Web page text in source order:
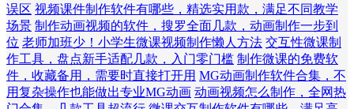
误区 视频课件制作软件有哪些，精选实用款，满足不同教学
场景 制作动画视频的软件，搜罗全面几款，动画制作一步到
位 老师加班少！小学生微课视频制作懒人方法 交互性微课制
作工具，盘点新手适配几款，入门零门槛 制作微课的免费软
件，收藏备用，需要时直接打开用 MG动画制作软件合集，不
用复杂操作也能做出专业MG动画 动画视频怎么制作，全网热